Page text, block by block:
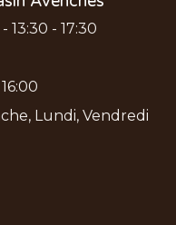
13:30 - 17:30
Lundi, Vendredi